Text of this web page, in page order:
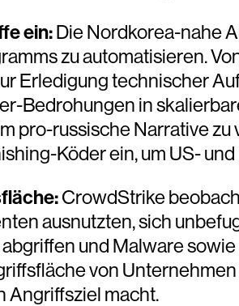
ein:Die Nordkorea-nahe
zu automatisieren.
Erledigung technischer
Bedrohungen in
pro-russische Narrative zu
Köder ein, um US-
CrowdStrike
ausnutzten, sich
und Malware
von
Angriffsziel macht.